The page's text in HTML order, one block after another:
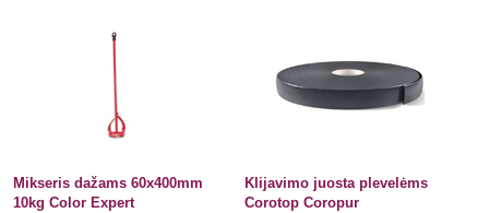
Mikseris dažams 60x400mm
10kg Color Expert
Klijavimo juosta plevelėms
Corotop Coropur